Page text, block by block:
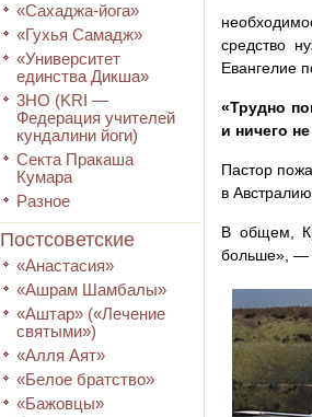
«Сахаджа-йога»
«Гухья Самадж»
«Университет
единства Дикша»
3HO (KRI ―
Федерация учителей
кундалини йоги)
Секта Пракаша
Кумара
Разное
Постсоветские
«Анастасия»
«Ашрам Шамбалы»
«Аштар» («Лечение
святыми»)
«Алля Аят»
«Белое братство»
«Бажовцы»
средство
Евангелие
«Трудно
и ничего
Пастор
в
В общем,
больше», —